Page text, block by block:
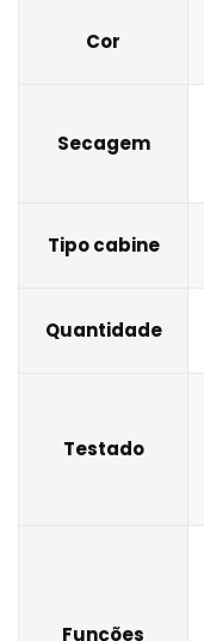
Cor
Secagem
Tipo cabine
Quantidade
Testado
Funções